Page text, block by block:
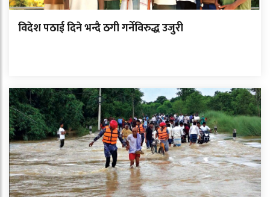
विदेश पठाई दिने भन्दै ठगी गर्नेविरुद्ध उजुरी